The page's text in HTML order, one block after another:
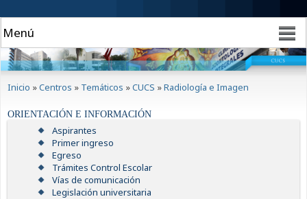
Inicio »Centros » Temáticos »CUCS »Radiología e Imagen
ORIENTACIÓN E INFORMACIÓN
Aspirantes
Primer ingreso
Egreso
Trámites Control Escolar
Vías de comunicación
Legislación universitaria